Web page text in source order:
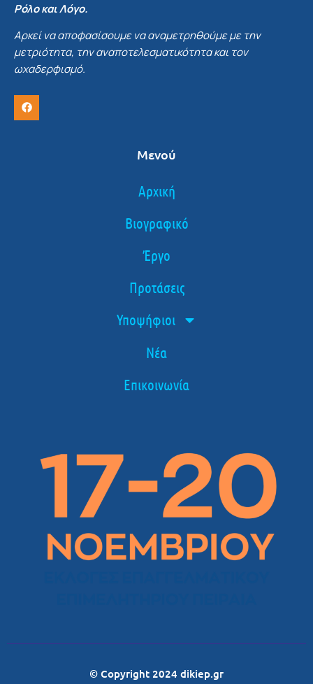
Ρόλο και Λόγο.
Αρκεί να αποφασίσουμε να αναμετρηθούμε με την
μετριότητα, την αναποτελεσματικότητα και τον
ωχαδερφισμό.
Μενού
Αρχική
Βιογραφικό
Έργο
Προτάσεις
Υποψήφιοι
Νέα
Επικοινωνία
© Copyright 2024 dikiep.gr